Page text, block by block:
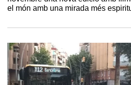
el món amb una mirada més